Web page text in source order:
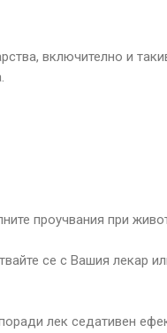
включително и
проучвания при
се с Вашия лекар
лек седативен